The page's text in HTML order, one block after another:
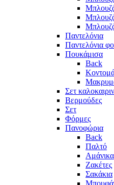
Παντελόνια
Παντελόνια
Πουκάμισα
Back
Σετ
Βερμούδες
Σετ
Φόρμες
Πανοφώρια
Back
Παλτό
Αμάνικα
Ζακέτες
Σακάκια